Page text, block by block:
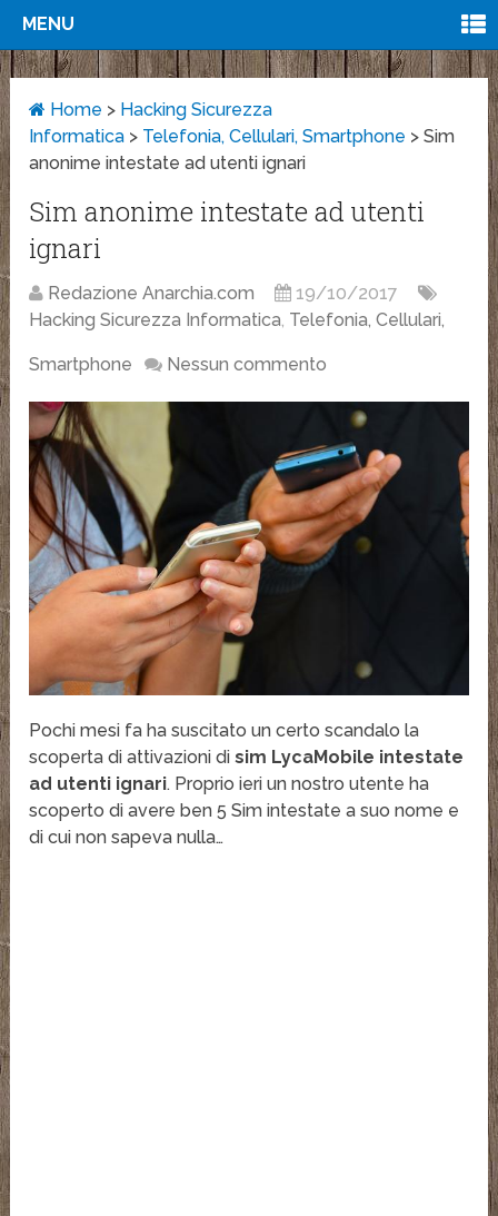
MENU
Home > Hacking Sicurezza
Informatica > Telefonia, Cellulari, Smartphone >Sim
anonime intestate ad utenti ignari
Sim anonime intestate ad utenti
ignari
Redazione Anarchia.com
19/10/2017
Hacking Sicurezza Informatica, Telefonia, Cellulari,
Smartphone Nessun commento
Pochi mesi fa ha suscitato un certo scandalo la
scoperta di attivazioni disim LycaMobile intestate
ad utenti ignari. Proprio ieri un nostro utente ha
scoperto di avere ben 5 Sim intestate a suo nome e
di cui non sapeva nulla…